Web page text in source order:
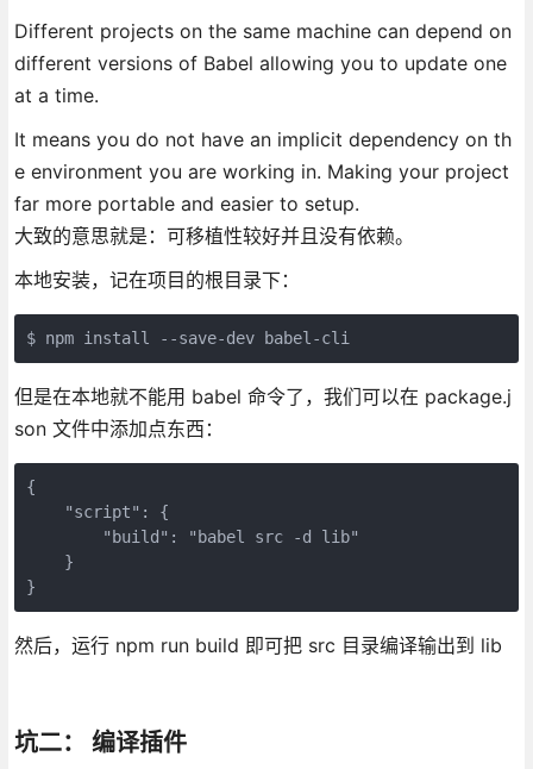
Different projects on the same machine can depend on
different versions of Babel allowing you to update one
at a time.
It means you do not have an implicit dependency on th
e environment you are working in. Making your project
far more portable and easier to setup.
大致的意思就是：可移植性较好并且没有依赖。
本地安装，记在项目的根目录下：
$ npm install --save-dev babel-cli
但是在本地就不能用 babel 命令了，我们可以在 package.j
son 文件中添加点东西：
{
    "script": {
        "build": "babel src -d lib"
    }
}
然后，运行 npm run build 即可把 src 目录编译输出到 lib
坑二： 编译插件